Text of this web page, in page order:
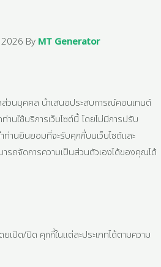
By MT Generator
ส่วนบุคคล นำเสนอประสบการณ์คอนเทนต์
นใช้บริการเว็บไซต์นี้ โดยไม่มีการปรับ
ท่านยินยอมที่จะรับคุกกี้บนเว็บไซต์และ
ารถจัดการความเป็นส่วนตัวเองได้ของคุณได้
เปิด/ปิด คุกกี้ในแต่ละประเภทได้ตามความ